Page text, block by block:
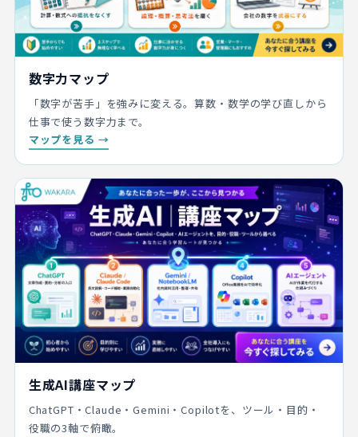
数字力マップ
「数字が苦手」を強みに変える。算数・数学の学び直しから
仕事で使う数字力まで。
マップを見る →
生成AI講座マップ
ChatGPT・Claude・Gemini・Copilotを、ツール・目的・
役職の3軸で俯瞰。